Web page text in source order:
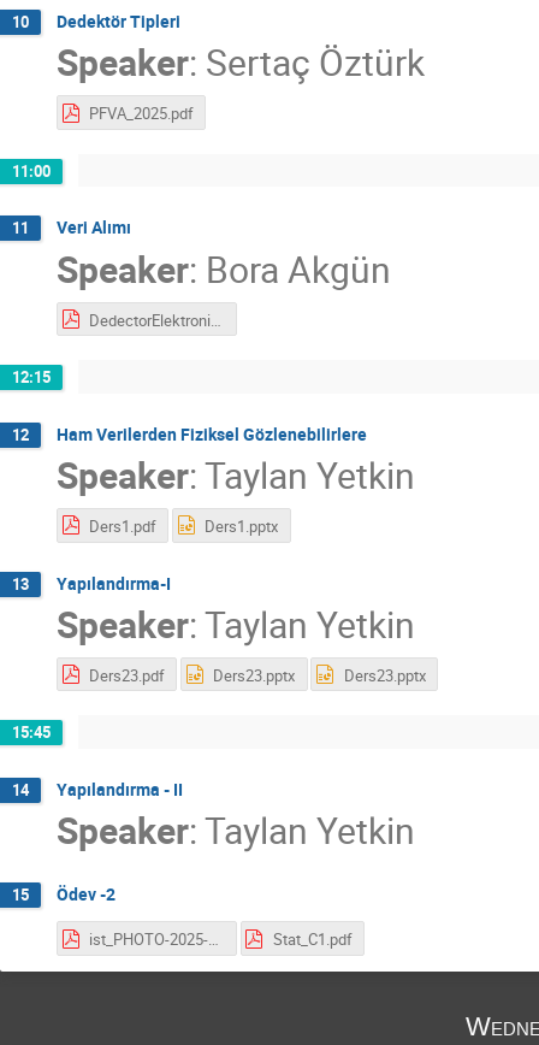
10 Dedektör Tipleri
Speaker: Sertaç Öztürk
PFVA_2025.pdf
11:00
11 Veri Alımı
Speaker: Bora Akgün
12:15
12 Ham Verilerden Fiziksel Gözlenebilirlere
Speaker:Taylan Yetkin
Ders1.pdf Ders1.pptx
13 Yapılandırma-I
Speaker:Taylan Yetkin
Ders23.pdf Ders23.pptx Ders23.pptx
15:45
14 Yapılandırma - II
Speaker:Taylan Yetkin
15 Ödev -2
ist_PHOTO-2025-02-11-20-43-09.pdf Stat_C1.pdf